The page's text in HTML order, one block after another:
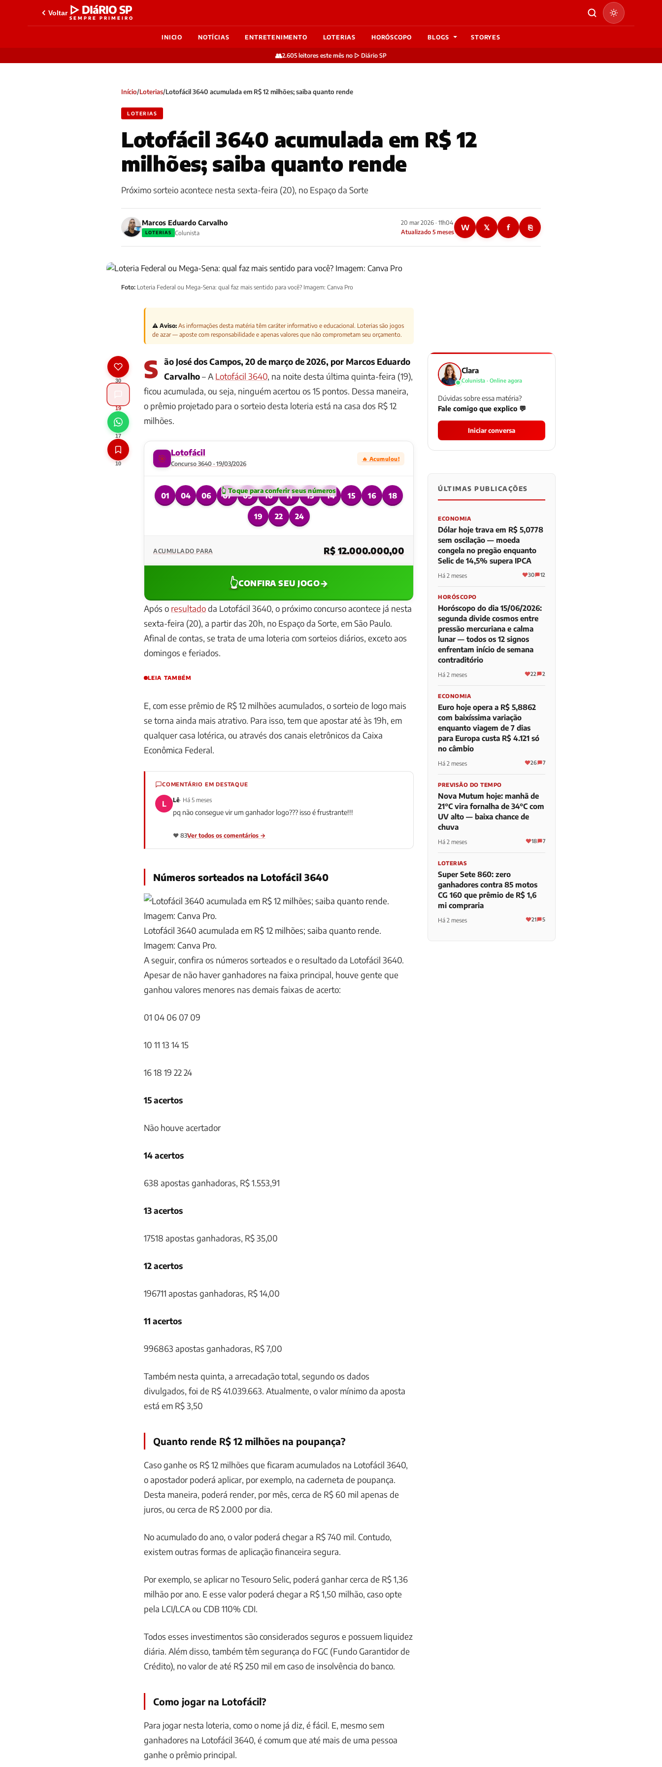
Voltar ▷ DIáRIO SP
SEMPRE PRIMEIRO
INICIO NOTÍCIAS ENTRETENIMENTO LOTERIAS HORÓSCOPO BLOGS STORYES
👥2.605 leitores este mês no ▷ Diário SP
Início/Loterias/Lotofácil 3640 acumulada em R$ 12 milhões; saiba quanto rende
LOTERIAS
Lotofácil 3640 acumulada em R$ 12
milhões; saiba quanto rende
Próximo sorteio acontece nesta sexta-feira (20), no Espaço da Sorte
Marcos Eduardo Carvalho
LOTERIAS Colunista
20 mar 2026 · 11h04
Atualizado 5 meses
W 𝕏 f ⎘
Foto: Loteria Federal ou Mega-Sena: qual faz mais sentido para você? Imagem: Canva Pro
30
20
17
10
⚠️ Aviso: As informações desta matéria têm caráter informativo e educacional. Loterias são jogos
de azar — aposte com responsabilidade e apenas valores que não comprometam seu orçamento.
S ão José dos Campos, 20 de março de 2026, por Marcos Eduardo
Carvalho– A Lotofácil 3640, na noite desta última quinta-feira (19),
ficou acumulada, ou seja, ninguém acertou os 15 pontos. Dessa maneira,
o prêmio projetado para o sorteio desta loteria está na casa dos R$ 12
milhões.
🎯 Lotofácil
Concurso 3640 · 19/03/2026
🔥 Acumulou!
01 04 06 07 09 10 11 13 14 15 16 18
19 22 24
ACUMULADO PARA R$ 12.000.000,00
👆CONFIRA SEU JOGO→
Após o resultadoda Lotofácil 3640, o próximo concurso acontece já nesta
sexta-feira (20), a partir das 20h, no Espaço da Sorte, em São Paulo.
Afinal de contas, se trata de uma loteria com sorteios diários, exceto aos
domingos e feriados.
LEIA TAMBÉM
E, com esse prêmio de R$ 12 milhões acumulados, o sorteio de logo mais
se torna ainda mais atrativo. Para isso, tem que apostar até às 19h, em
qualquer casa lotérica, ou através dos canais eletrônicos da Caixa
Econômica Federal.
COMENTÁRIO EM DESTAQUE
L Lê· Há 5 meses
pq não consegue vir um ganhador logo??? isso é frustrante!!!
❤️ 83Ver todos os comentários →
Números sorteados na Lotofácil 3640
Lotofácil 3640 acumulada em R$ 12 milhões; saiba quanto rende.
Imagem: Canva Pro.
A seguir, confira os números sorteados e o resultado da Lotofácil 3640.
Apesar de não haver ganhadores na faixa principal, houve gente que
ganhou valores menores nas demais faixas de acerto:
01 04 06 07 09
10 11 13 14 15
16 18 19 22 24
15 acertos
Não houve acertador
14 acertos
638 apostas ganhadoras, R$ 1.553,91
13 acertos
17518 apostas ganhadoras, R$ 35,00
12 acertos
196711 apostas ganhadoras, R$ 14,00
11 acertos
996863 apostas ganhadoras, R$ 7,00
Também nesta quinta, a arrecadação total, segundo os dados
divulgados, foi de R$ 41.039.663. Atualmente, o valor mínimo da aposta
está em R$ 3,50
Quanto rende R$ 12 milhões na poupança?
Caso ganhe os R$ 12 milhões que ficaram acumulados na Lotofácil 3640,
o apostador poderá aplicar, por exemplo, na caderneta de poupança.
Desta maneira, poderá render, por mês, cerca de R$ 60 mil apenas de
juros, ou cerca de R$ 2.000 por dia.
No acumulado do ano, o valor poderá chegar a R$ 740 mil. Contudo,
existem outras formas de aplicação financeira segura.
Por exemplo, se aplicar no Tesouro Selic, poderá ganhar cerca de R$ 1,36
milhão por ano. E esse valor poderá chegar a R$ 1,50 milhão, caso opte
pela LCI/LCA ou CDB 110% CDI.
Todos esses investimentos são considerados seguros e possuem liquidez
diária. Além disso, também têm segurança do FGC (Fundo Garantidor de
Crédito), no valor de até R$ 250 mil em caso de insolvência do banco.
Como jogar na Lotofácil?
Para jogar nesta loteria, como o nome já diz, é fácil. E, mesmo sem
ganhadores na Lotofácil 3640, é comum que até mais de uma pessoa
ganhe o prêmio principal.
Clara
Colunista · Online agora
Dúvidas sobre essa matéria?
Fale comigo que explico 💬
Iniciar conversa
0 0 0
ÚLTIMAS PUBLICAÇÕES
ECONOMIA
Dólar hoje trava em R$ 5,0778
sem oscilação — moeda
congela no pregão enquanto
Selic de 14,5% supera IPCA
Há 2 meses 30 12
HORÓSCOPO
Horóscopo do dia 15/06/2026:
segunda divide cosmos entre
pressão mercuriana e calma
lunar — todos os 12 signos
enfrentam início de semana
contraditório
Há 2 meses 22 2
ECONOMIA
Euro hoje opera a R$ 5,8862
com baixíssima variação
enquanto viagem de 7 dias
para Europa custa R$ 4.121 só
no câmbio
Há 2 meses 26 7
PREVISÃO DO TEMPO
Nova Mutum hoje: manhã de
21°C vira fornalha de 34°C com
UV alto — baixa chance de
chuva
Há 2 meses 18 7
LOTERIAS
Super Sete 860: zero
ganhadores contra 85 motos
CG 160 que prêmio de R$ 1,6
mi compraria
Há 2 meses 21 5